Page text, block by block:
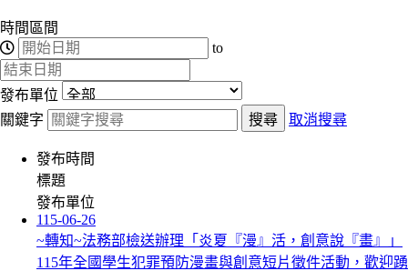
時間區間
to
發布單位
關鍵字
搜尋 取消搜尋
發布時間
標題
發布單位
115-06-26
~轉知~法務部檢送辦理「炎夏『漫』活，創意說『畫』」
115年全國學生犯罪預防漫畫與創意短片徵件活動，歡迎踴